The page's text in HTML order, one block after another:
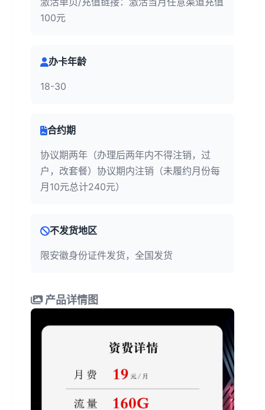
100元
办卡年龄
18-30
合约期
协议期两年（办理后两年内不得注销，过
户，改套餐）协议期内注销（未履约月份每
月10元总计240元）
不发货地区
限安徽身份证件发货，全国发货
产品详情图